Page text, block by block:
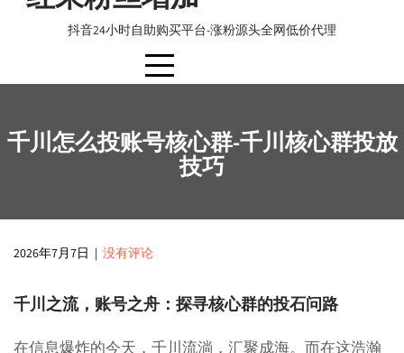
抖音24小时自助购买平台-涨粉源头全网低价代理
千川怎么投账号核心群-千川核心群投放
技巧
2026年7月7日 | 没有评论
千川之流，账号之舟：探寻核心群的投石问路
在信息爆炸的今天，千川流淌，汇聚成海。而在这浩瀚